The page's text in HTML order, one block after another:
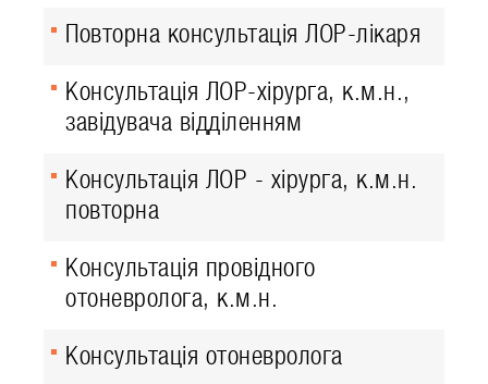
Повторна консультація ЛОР-лікаря
Консультація ЛОР-хірурга, к.м.н.,
завідувача відділенням
Консультація ЛОР - хірурга, к.м.н.
повторна
Консультація провідного
отоневролога, к.м.н.
Консультація отоневролога